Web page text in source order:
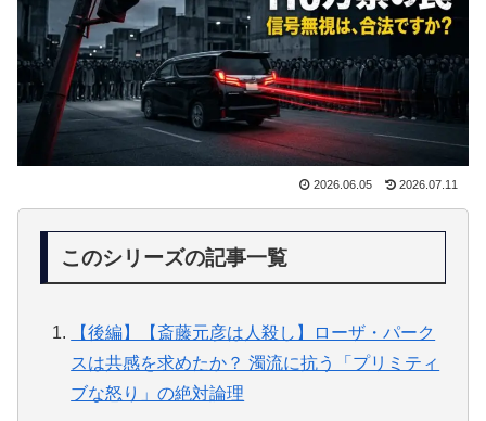
2026.06.05 2026.07.11
このシリーズの記事一覧
【後編】【斎藤元彦は人殺し】ローザ・パーク
スは共感を求めたか？ 濁流に抗う「プリミティ
ブな怒り」の絶対論理